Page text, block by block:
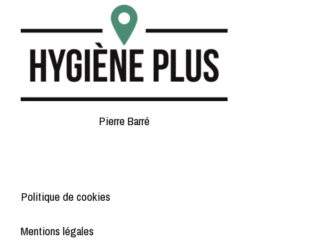
Pierre Barré
Politique de cookies
Mentions légales